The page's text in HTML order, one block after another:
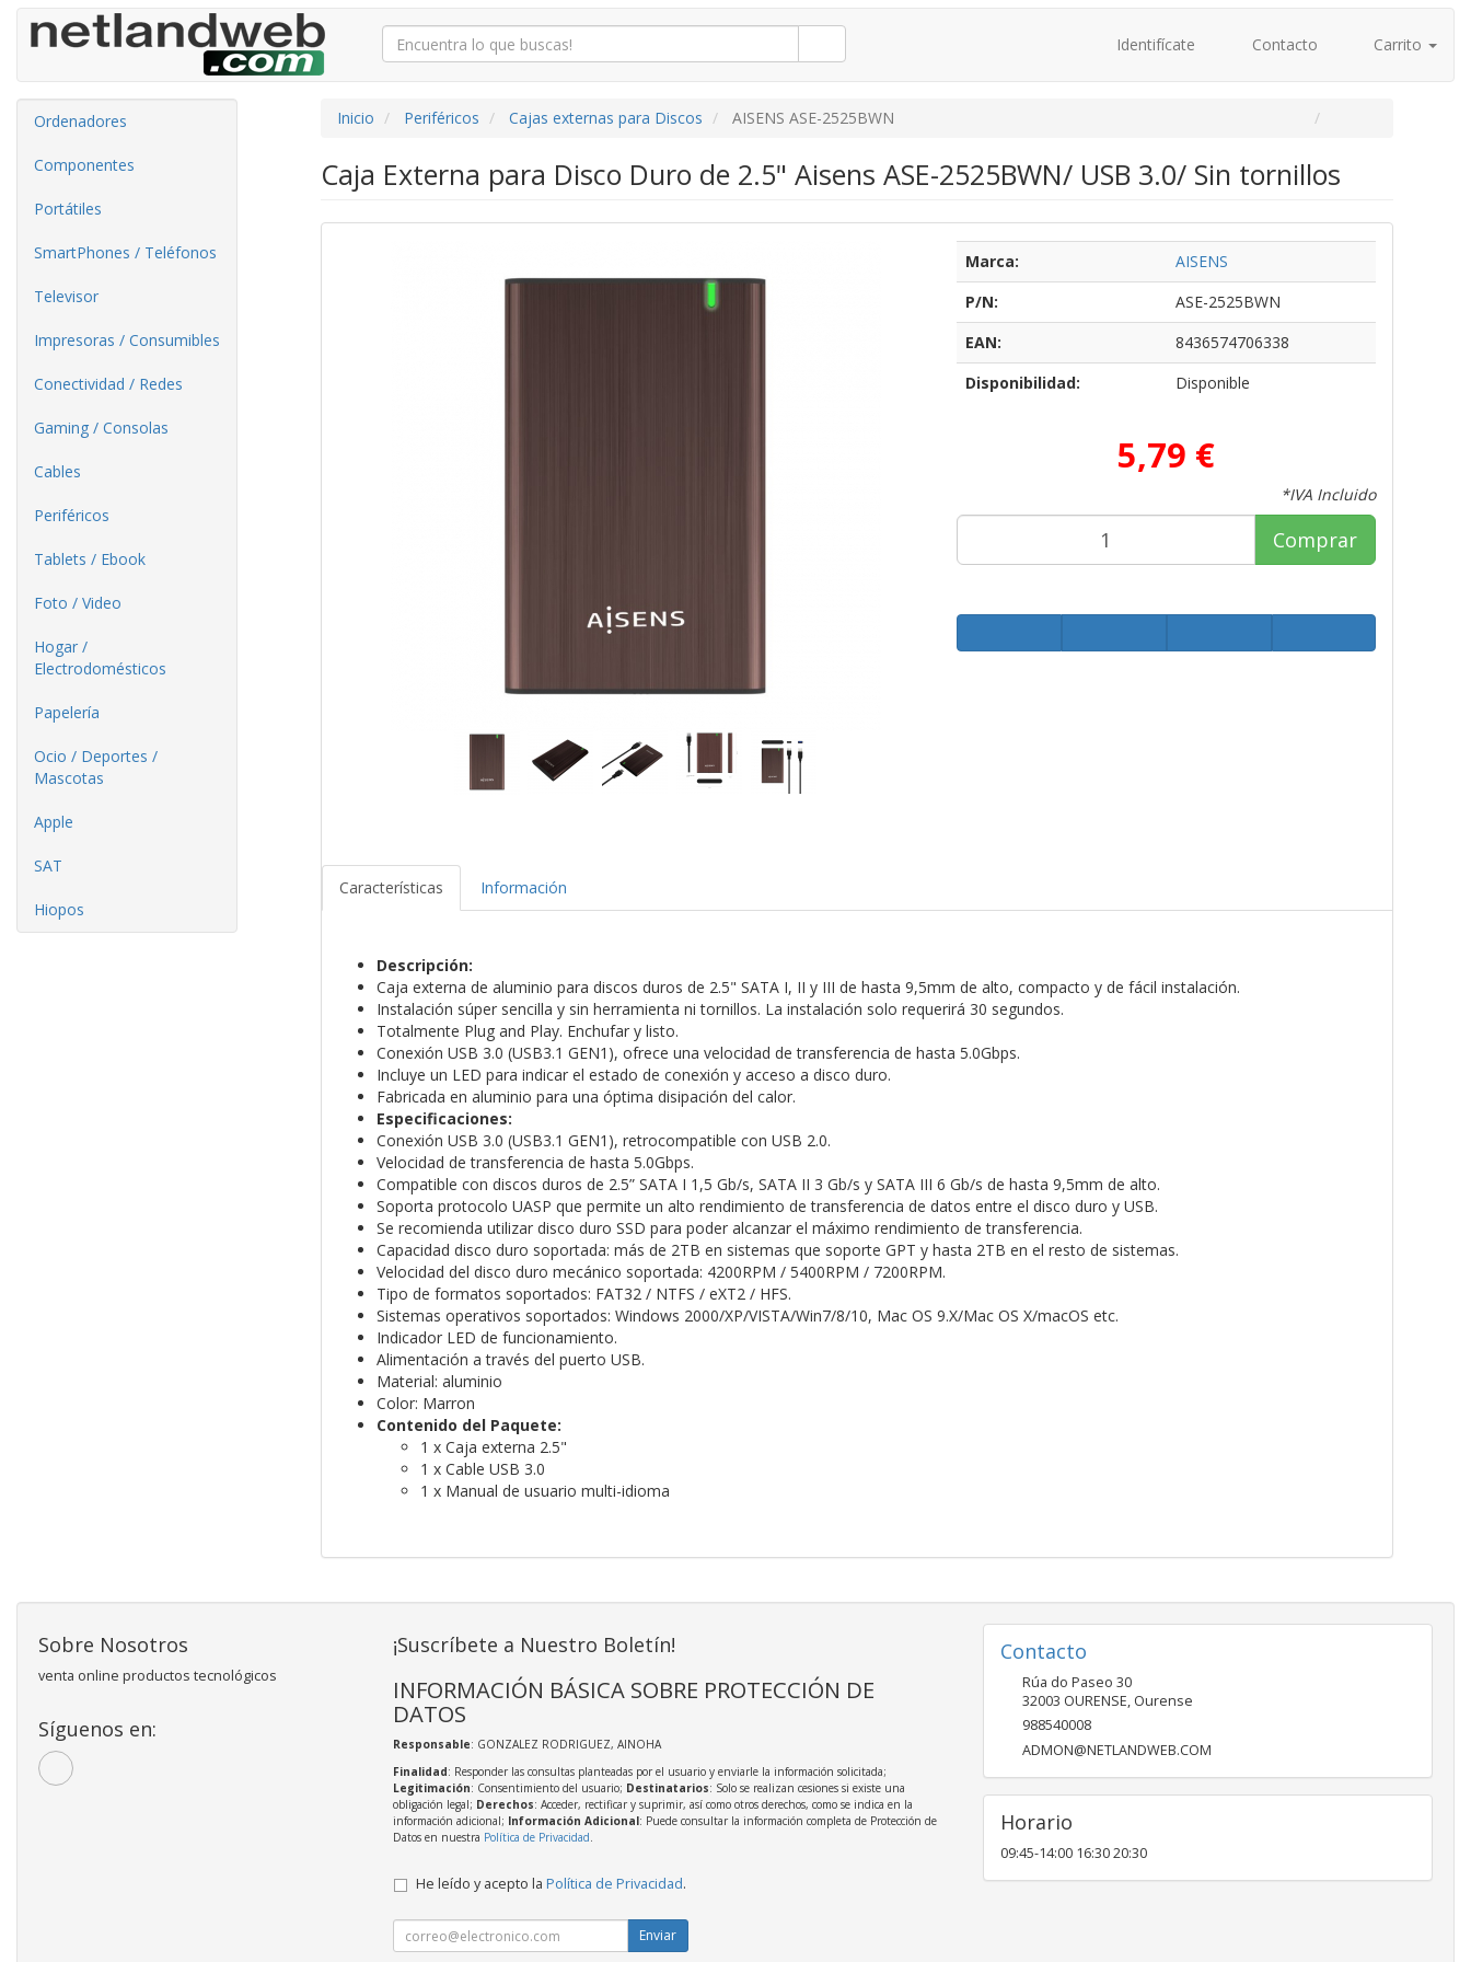
Identifícate Contacto Carrito
Ordenadores
Componentes
Portátiles
SmartPhones / Teléfonos
Televisor
Impresoras / Consumibles
Conectividad / Redes
Gaming / Consolas
Cables
Periféricos
Tablets / Ebook
Foto / Video
Hogar /
Electrodomésticos
Papelería
Ocio / Deportes /
Mascotas
Apple
SAT
Hiopos
Inicio Periféricos Cajas externas para Discos AISENS ASE-2525BWN
Caja Externa para Disco Duro de 2.5" Aisens ASE-2525BWN/ USB 3.0/ Sin tornillos
Marca:
AISENS
P/N:
ASE-2525BWN
EAN:
8436574706338
Disponibilidad:
Disponible
5,79 €
*IVA Incluido
Comprar
Características Información
Descripción:
Caja externa de aluminio para discos duros de 2.5" SATA I, II y III de hasta 9,5mm de alto, compacto y de fácil instalación.
Instalación súper sencilla y sin herramienta ni tornillos. La instalación solo requerirá 30 segundos.
Totalmente Plug and Play. Enchufar y listo.
Conexión USB 3.0 (USB3.1 GEN1), ofrece una velocidad de transferencia de hasta 5.0Gbps.
Incluye un LED para indicar el estado de conexión y acceso a disco duro.
Fabricada en aluminio para una óptima disipación del calor.
Especificaciones:
Conexión USB 3.0 (USB3.1 GEN1), retrocompatible con USB 2.0.
Velocidad de transferencia de hasta 5.0Gbps.
Compatible con discos duros de 2.5” SATA I 1,5 Gb/s, SATA II 3 Gb/s y SATA III 6 Gb/s de hasta 9,5mm de alto.
Soporta protocolo UASP que permite un alto rendimiento de transferencia de datos entre el disco duro y USB.
Se recomienda utilizar disco duro SSD para poder alcanzar el máximo rendimiento de transferencia.
Capacidad disco duro soportada: más de 2TB en sistemas que soporte GPT y hasta 2TB en el resto de sistemas.
Velocidad del disco duro mecánico soportada: 4200RPM / 5400RPM / 7200RPM.
Tipo de formatos soportados: FAT32 / NTFS / eXT2 / HFS.
Sistemas operativos soportados: Windows 2000/XP/VISTA/Win7/8/10, Mac OS 9.X/Mac OS X/macOS etc.
Indicador LED de funcionamiento.
Alimentación a través del puerto USB.
Material: aluminio
Color: Marron
Contenido del Paquete:
1 x Caja externa 2.5"
1 x Cable USB 3.0
1 x Manual de usuario multi-idioma
Sobre Nosotros
venta online productos tecnológicos
Síguenos en:
¡Suscríbete a Nuestro Boletín!
INFORMACIÓN BÁSICA SOBRE PROTECCIÓN DE
DATOS
Responsable: GONZALEZ RODRIGUEZ, AINOHA
Finalidad: Responder las consultas planteadas por el usuario y enviarle la información solicitada;
Legitimación: Consentimiento del usuario; Destinatarios: Solo se realizan cesiones si existe una
obligación legal; Derechos: Acceder, rectificar y suprimir, así como otros derechos, como se indica en la
información adicional; Información Adicional: Puede consultar la información completa de Protección de
Datos en nuestra Política de Privacidad.
He leído y acepto la Política de Privacidad.
Enviar
Contacto
Rúa do Paseo 30
32003 OURENSE, Ourense
988540008
ADMON@NETLANDWEB.COM
Horario
09:45-14:00 16:30 20:30